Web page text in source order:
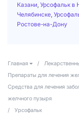
Казани Урсофальк в
Челябинске
Ростове-на-Дону
Главная /
Препараты для лечения
Средства для лечения
желчного пузыря
/
Урсофальк